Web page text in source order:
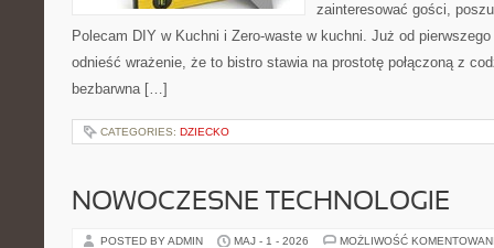
zainteresować gości,
Polecam DIY w Kuchni i Zero-waste w kuchni. Już od
odnieść wrażenie, że to bistro stawia na prostotę połączoną z
bezbarwna […]
CATEGORIES: DZIECKO
NOWOCZESNE TECHNOLOGIE
POSTED BY ADMIN MAJ - 1 - 2026 MOŻLIWOŚĆ